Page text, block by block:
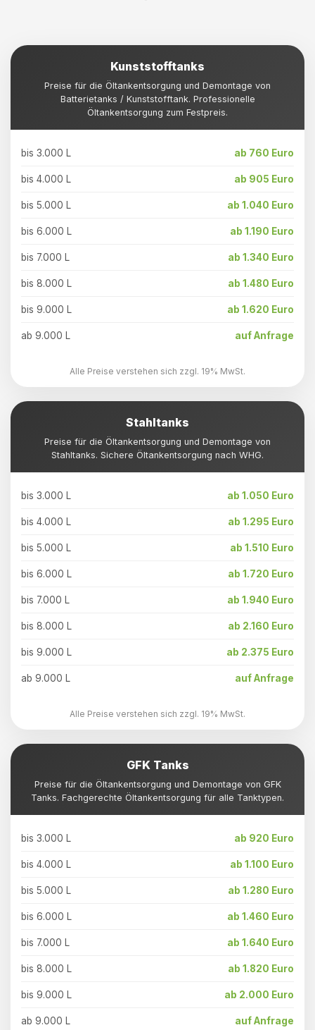
Kunststofftanks
Preise für die Öltankentsorgung und Demontage von
Batterietanks / Kunststofftank. Professionelle
Öltankentsorgung zum Festpreis.
bis 3.000 L ab 760 Euro
bis 4.000 L ab 905 Euro
bis 5.000 L ab 1.040 Euro
bis 6.000 L ab 1.190 Euro
bis 7.000 L ab 1.340 Euro
bis 8.000 L ab 1.480 Euro
bis 9.000 L ab 1.620 Euro
ab 9.000 L auf Anfrage
Alle Preise verstehen sich zzgl. 19% MwSt.
Stahltanks
Preise für die Öltankentsorgung und Demontage von
Stahltanks. Sichere Öltankentsorgung nach WHG.
bis 3.000 L ab 1.050 Euro
bis 4.000 L ab 1.295 Euro
bis 5.000 L ab 1.510 Euro
bis 6.000 L ab 1.720 Euro
bis 7.000 L ab 1.940 Euro
bis 8.000 L ab 2.160 Euro
bis 9.000 L ab 2.375 Euro
ab 9.000 L auf Anfrage
Alle Preise verstehen sich zzgl. 19% MwSt.
GFK Tanks
Preise für die Öltankentsorgung und Demontage von GFK
Tanks. Fachgerechte Öltankentsorgung für alle Tanktypen.
bis 3.000 L ab 920 Euro
bis 4.000 L ab 1.100 Euro
bis 5.000 L ab 1.280 Euro
bis 6.000 L ab 1.460 Euro
bis 7.000 L ab 1.640 Euro
bis 8.000 L ab 1.820 Euro
bis 9.000 L ab 2.000 Euro
ab 9.000 L auf Anfrage